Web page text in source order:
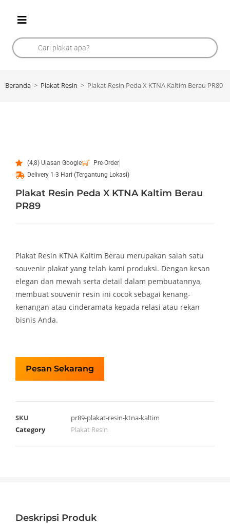
Beranda > Plakat Resin > Plakat Resin Peda X KTNA Kaltim Berau PR89
(4,8) Ulasan Google
Pre-Order
Delivery 1-3 Hari (Tergantung Lokasi)
Plakat Resin Peda X KTNA Kaltim Berau
PR89
Plakat Resin KTNA Kaltim Berau merupakan salah satu
souvenir plakat yang telah kami produksi. Dengan kesan
elegan dan mewah serta detail dalam pembuatannya,
membuat souvenir resin ini cocok sebagai kenang-
kenangan atau cinderamata kepada relasi atau rekan
bisnis Anda.
Pesan Sekarang
SKU
pr89-plakat-resin-ktna-kaltim
Category
Plakat Resin
Deskripsi Produk